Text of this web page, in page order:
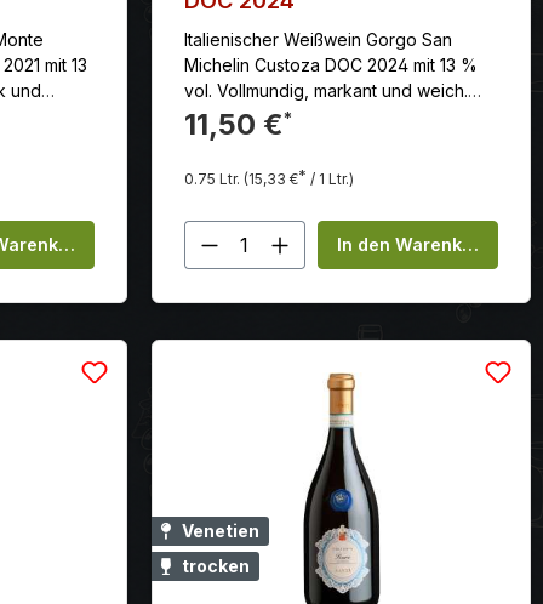
um die Anzahl zu erhöhen oder
oder benutze die Schaltflächen
mit 13
und
langen
Gib den gewünschten Wert ein oder
Italienischer Weißwein Gorgo San
Michelin Custoza DOC 2024 mit 13 %
vol. Vollmundig, markant und weich.
Gut ausbalancierter, herrlich langer
Abgang. Hier günstig online kaufen.
11,50 €*
0.75 Ltr. (15,33 €* / 1 Ltr.)
Produkt Anzahl: Gib
In den Warenkorb
Venetien
trocken